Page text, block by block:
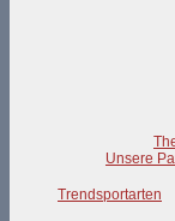
Unsere
Trendsportarten